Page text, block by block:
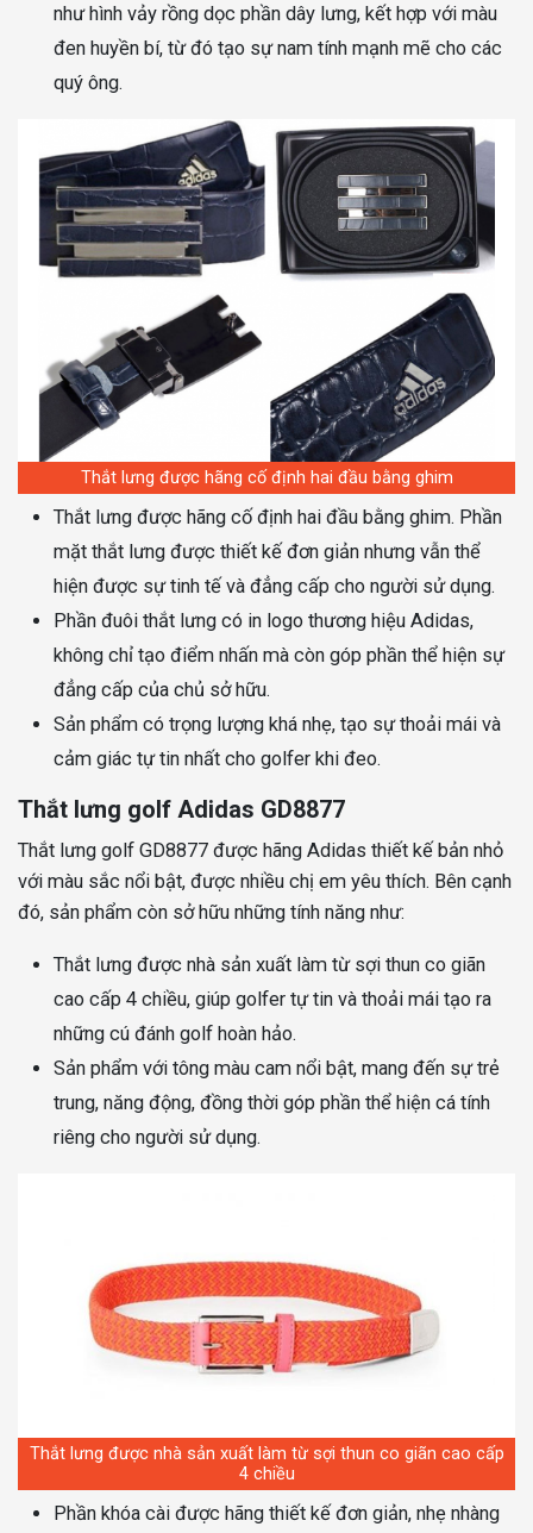
như hình vảy rồng dọc phần dây lưng, kết hợp với màu
đen huyền bí, từ đó tạo sự nam tính mạnh mẽ cho các
quý ông.
Thắt lưng được hãng cố định hai đầu bằng ghim
Thắt lưng được hãng cố định hai đầu bằng ghim. Phần
mặt thắt lưng được thiết kế đơn giản nhưng vẫn thể
hiện được sự tinh tế và đẳng cấp cho người sử dụng.
Phần đuôi thắt lưng có in logo thương hiệu Adidas,
không chỉ tạo điểm nhấn mà còn góp phần thể hiện sự
đẳng cấp của chủ sở hữu.
Sản phẩm có trọng lượng khá nhẹ, tạo sự thoải mái và
cảm giác tự tin nhất cho golfer khi đeo.
Thắt lưng golf Adidas GD8877
Thắt lưng golf GD8877 được hãng Adidas thiết kế bản nhỏ
với màu sắc nổi bật, được nhiều chị em yêu thích. Bên cạnh
đó, sản phẩm còn sở hữu những tính năng như:
Thắt lưng được nhà sản xuất làm từ sợi thun co giãn
cao cấp 4 chiều, giúp golfer tự tin và thoải mái tạo ra
những cú đánh golf hoàn hảo.
Sản phẩm với tông màu cam nổi bật, mang đến sự trẻ
trung, năng động, đồng thời góp phần thể hiện cá tính
riêng cho người sử dụng.
Thắt lưng được nhà sản xuất làm từ sợi thun co giãn cao cấp
4 chiều
Phần khóa cài được hãng thiết kế đơn giản, nhẹ nhàng